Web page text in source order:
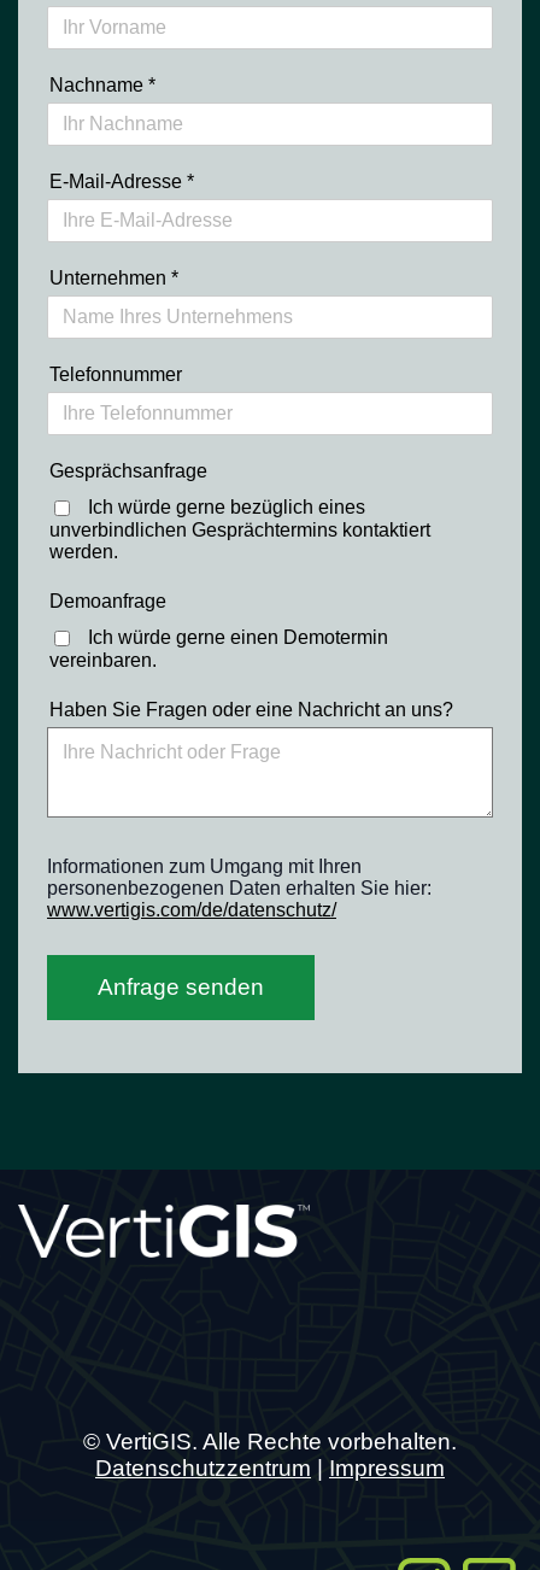
Nachname *
E-Mail-Adresse *
Unternehmen *
Telefonnummer
Gesprächsanfrage
Ich würde gerne bezüglich eines
unverbindlichen Gesprächtermins kontaktiert
werden.
Demoanfrage
Ich würde gerne einen Demotermin
vereinbaren.
Haben Sie Fragen oder eine Nachricht an uns?
Informationen zum Umgang mit Ihren
personenbezogenen Daten erhalten Sie hier:
www.vertigis.com/de/datenschutz/
Anfrage senden
© VertiGIS. Alle Rechte vorbehalten.
Datenschutzzentrum
Impressum